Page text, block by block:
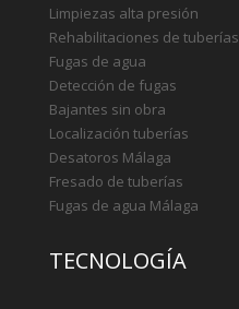
Limpiezas alta presión
Rehabilitaciones de tuberías
Fugas de agua
Detección de fugas
Bajantes sin obra
Localización tuberías
Desatoros Málaga
Fresado de tuberías
Fugas de agua Málaga
TECNOLOGÍA